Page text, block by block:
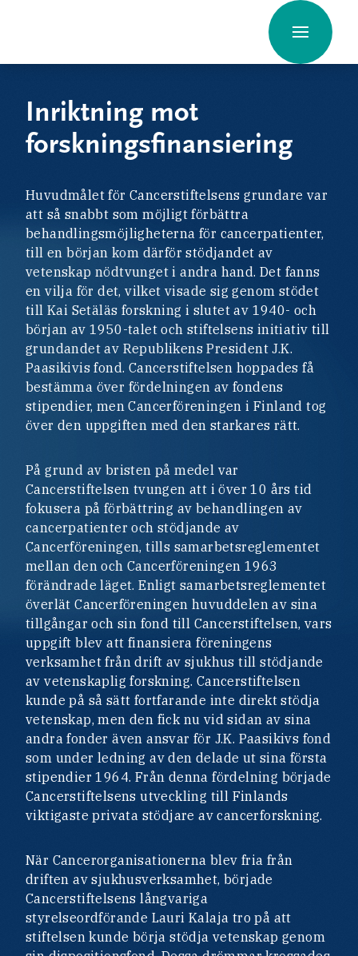
Inriktning mot
forskningsfinansiering
Huvudmålet för Cancerstiftelsens grundare var
att så snabbt som möjligt förbättra
behandlingsmöjligheterna för cancerpatienter,
till en början kom därför stödjandet av
vetenskap nödtvunget i andra hand. Det fanns
en vilja för det, vilket visade sig genom stödet
till Kai Setäläs forskning i slutet av 1940- och
början av 1950-talet och stiftelsens initiativ till
grundandet av Republikens President J.K.
Paasikivis fond. Cancerstiftelsen hoppades få
bestämma över fördelningen av fondens
stipendier, men Cancerföreningen i Finland tog
över den uppgiften med den starkares rätt.
På grund av bristen på medel var
Cancerstiftelsen tvungen att i över 10 års tid
fokusera på förbättring av behandlingen av
cancerpatienter och stödjande av
Cancerföreningen, tills samarbetsreglementet
mellan den och Cancerföreningen 1963
förändrade läget. Enligt samarbetsreglementet
överlät Cancerföreningen huvuddelen av sina
tillgångar och sin fond till Cancerstiftelsen, vars
uppgift blev att finansiera föreningens
verksamhet från drift av sjukhus till stödjande
av vetenskaplig forskning. Cancerstiftelsen
kunde på så sätt fortfarande inte direkt stödja
vetenskap, men den fick nu vid sidan av sina
andra fonder även ansvar för J.K. Paasikivs fond
som under ledning av den delade ut sina första
stipendier 1964. Från denna fördelning började
Cancerstiftelsens utveckling till Finlands
viktigaste privata stödjare av cancerforskning.
När Cancerorganisationerna blev fria från
driften av sjukhusverksamhet, började
Cancerstiftelsens långvariga
styrelseordförande Lauri Kalaja tro på att
stiftelsen kunde börja stödja vetenskap genom